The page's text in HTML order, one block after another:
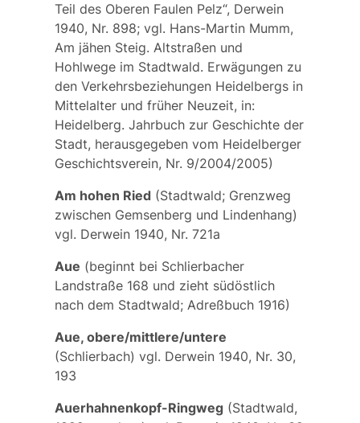
Teil des Oberen Faulen Pelz“, Derwein
1940, Nr. 898; vgl. Hans-Martin Mumm,
Am jähen Steig. Altstraßen und
Hohlwege im Stadtwald. Erwägungen zu
den Verkehrsbeziehungen Heidelbergs in
Mittelalter und früher Neuzeit, in:
Heidelberg. Jahrbuch zur Geschichte der
Stadt, herausgegeben vom Heidelberger
Geschichtsverein, Nr. 9/2004/2005)
Am hohen Ried(Stadtwald; Grenzweg
zwischen Gemsenberg und Lindenhang)
vgl. Derwein 1940, Nr. 721a
Aue (beginnt bei Schlierbacher
Landstraße 168 und zieht südöstlich
nach dem Stadtwald; Adreßbuch 1916)
Aue, obere/mittlere/untere
(Schlierbach) vgl. Derwein 1940, Nr. 30,
193
Auerhahnenkopf-Ringweg(Stadtwald,